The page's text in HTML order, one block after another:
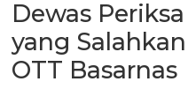
Dewas
yang
OTT Basarnas